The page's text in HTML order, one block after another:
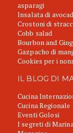
asparagi
Insalata di
Crostoni di
Cobb salad
Bourbon and
Gazpacho di
Cookies per i
IL BLOG DI
Cucina
Cucina Regionale
Eventi Golosi
I segreti di